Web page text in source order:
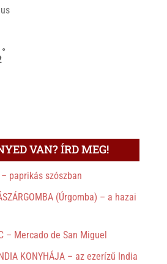
°
VAN? ÍRD MEG!
– paprikás szószban
(Úrgomba) – a hazai
– Mercado de San Miguel
INDIA KONYHÁJA – az ezerízű India